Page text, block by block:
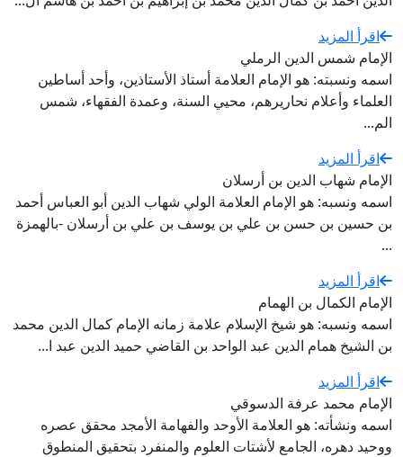
اقرأ المزيد
الإمام شمس الدين الرملي
اسمه ونسبته: هو الإمام العلامة أستاذ الأستاذين، وأحد أساطين
العلماء وأعلام نحاريرهم، محيي السنة، وعمدة الفقهاء، شمس
الم...
اقرأ المزيد
الإمام شهاب الدين بن أرسلان
اسمه ونسبه: هو الإمام العلامة الولي شهاب الدين أبو العباس أحمد
بن حسين بن حسن بن علي بن يوسف بن علي بن أرسلان -بالهمزة
...
اقرأ المزيد
الإمام الكمال بن الهمام
اسمه ونسبه: هو شيخ الإسلام علامة زمانه الإمام كمال الدين محمد
بن الشيخ همام الدين عبد الواحد بن القاضي حميد الدين عبد ا...
اقرأ المزيد
الإمام محمد عرفة الدسوقي
اسمه ونشأته: هو العلامة الأوحد والفهامة الأمجد محقق عصره
ووحيد دهره، الجامع لأشتات العلوم والمنفرد بتحقيق المنطوق